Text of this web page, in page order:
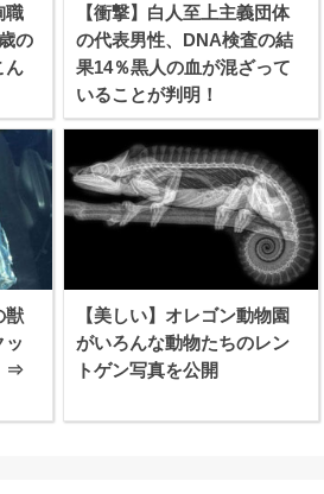
職
の
ん
【衝撃】白人至上主義団体
の代表男性、DNA検査の結
果14％黒人の血が混ざって
いることが判明！
獣
ッ
⇒
【美しい】オレゴン動物園
がいろんな動物たちのレン
トゲン写真を公開